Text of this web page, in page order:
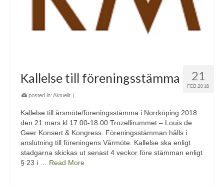
21
FEB 2018
Kallelse till föreningsstämma
posted in: Aktuellt |
Kallelse till årsmöte/föreningsstämma i Norrköping 2018
den 21 mars kl 17.00-18.00 Trozellirummet – Louis de
Geer Konsert & Kongress. Föreningsstämman hålls i
anslutning till föreningens Vårmöte. Kallelse ska enligt
stadgarna skickas ut senast 4 veckor före stämman enligt
§ 23 i … Read More